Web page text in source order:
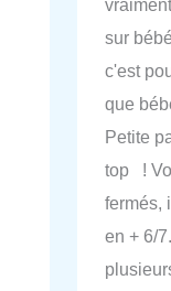
sur
c'est
que
Petite
top !
fermés,
en + 6/